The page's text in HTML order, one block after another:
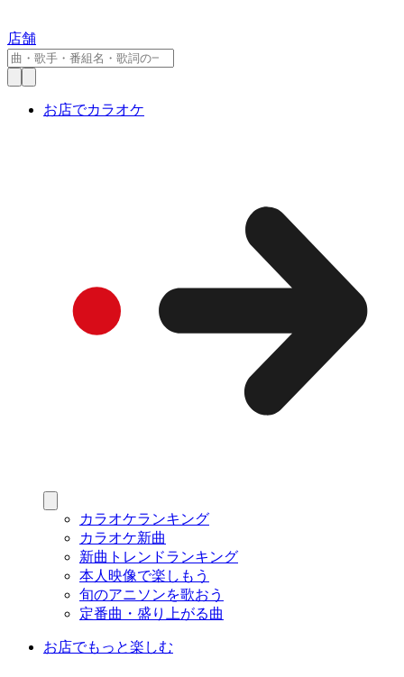
店舗
お店でカラオケ
カラオケランキング
カラオケ新曲
新曲トレンドランキング
本人映像で楽しもう
旬のアニソンを歌おう
定番曲・盛り上がる曲
お店でもっと楽しむ